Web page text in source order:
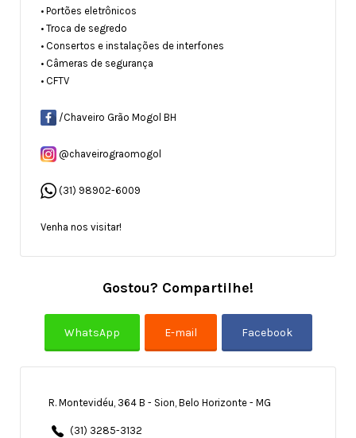
• Portões eletrônicos
• Troca de segredo
• Consertos e instalações de interfones
• Câmeras de segurança
• CFTV
/Chaveiro Grão Mogol BH
@chaveirograomogol
(31) 98902-6009
Venha nos visitar!
Gostou? Compartilhe!
R. Montevidéu, 364 B - Sion, Belo Horizonte - MG
(31) 3285-3132